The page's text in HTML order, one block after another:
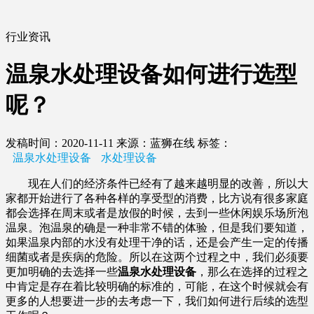
行业资讯
温泉水处理设备如何进行选型
呢？
发稿时间：2020-11-11 来源：蓝狮在线 标签：
温泉水处理设备
水处理设备
现在人们的经济条件已经有了越来越明显的改善，所以大
家都开始进行了各种各样的享受型的消费，比方说有很多家庭
都会选择在周末或者是放假的时候，去到一些休闲娱乐场所泡
温泉。泡温泉的确是一种非常不错的体验，但是我们要知道，
如果温泉内部的水没有处理干净的话，还是会产生一定的传播
细菌或者是疾病的危险。所以在这两个过程之中，我们必须要
更加明确的去选择一些温泉水处理设备 ，那么在选择的过程之
中肯定是存在着比较明确的标准的，可能，在这个时候就会有
更多的人想要进一步的去考虑一下，我们如何进行后续的选型